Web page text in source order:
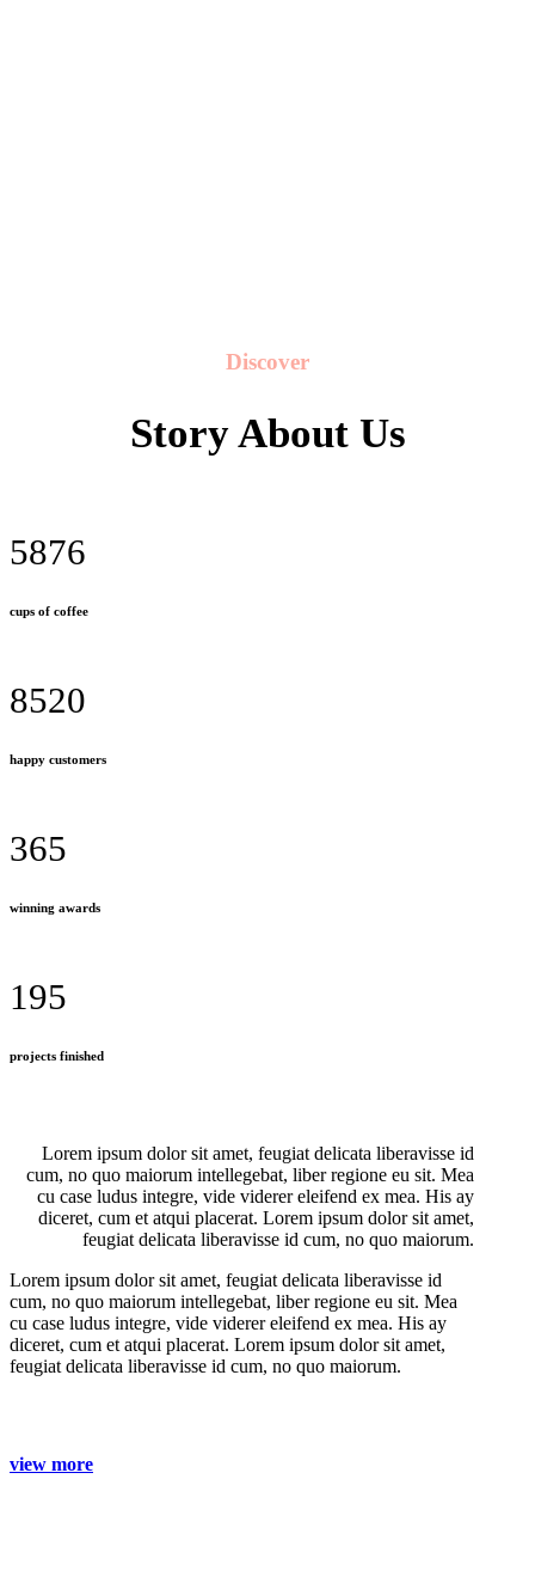
Discover
Story About Us
5876
cups of coffee
8520
happy customers
365
winning awards
195
projects finished
Lorem ipsum dolor sit amet, feugiat delicata liberavisse id
cum, no quo maiorum intellegebat, liber regione eu sit. Mea
cu case ludus integre, vide viderer eleifend ex mea. His ay
diceret, cum et atqui placerat. Lorem ipsum dolor sit amet,
feugiat delicata liberavisse id cum, no quo maiorum.
Lorem ipsum dolor sit amet, feugiat delicata liberavisse id
cum, no quo maiorum intellegebat, liber regione eu sit. Mea
cu case ludus integre, vide viderer eleifend ex mea. His ay
diceret, cum et atqui placerat. Lorem ipsum dolor sit amet,
feugiat delicata liberavisse id cum, no quo maiorum.
view more